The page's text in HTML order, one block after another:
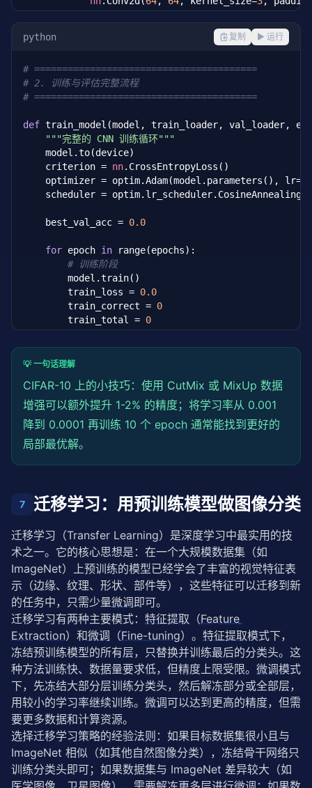
# 32->16
# 第二个卷积块
nn.Conv2d(
nn.BatchNorm2d(128),
nn.Conv2d( 128, 128, kernel_size=3,
nn.BatchNorm2d(128
nn.ReLU(inplace=
nn .MaxPool2d(2, 2), # 16->8
# 第三个卷积块
nn.BatchNorm2d(
nn .Conv2d(256, 256 , kernel_size=
nn.BatchNorm2d(
nn.ReLU(inplace=
nn
.MaxPool2d(
        )
self.classifier = nn.Sequential(
nn.Linear(256, num_classes)
        )
forward(self
, x):
        x =
model = SimpleCNN()
print(
f"模型总参数量: {total_params:,}")
print( f"模型架构:"
print(model)
python 复制 ▶ 运行
# ========================================
# 2. 训练与评估完整流程
# ========================================
def train_model(model, train_loader, val_loader,
"""完整的 CNN 训练循环"""
    model.to(device)
    criterion =
nn.CrossEntropyLoss()
optimizer = optim.Adam(model.parameters(),
scheduler =
    best_val_acc =
0.0
for epoch in range(epochs):
# 训练阶段
        model.train()
        train_loss =
0.0
        train_correct =
0
        train_total =
0
for images, labels in train_loader:
images, labels = images.to(device),
            optimizer.zero_grad()
            outputs = model(images)
            loss = criterion(outputs, labels)
            loss.backward()
            optimizer.step()
            train_total += labels.size(
0)
train_correct +=
# 验证阶段
        model.eval()
        val_correct =
0
        val_total =
0
with
torch.no_grad():
for images, labels in
images, labels = images.to(device),
                outputs = model(images)
                _, predicted = outputs.max(
1)
                val_total += labels.size(
0)
val_correct +=
        train_acc = train_correct / train_total
        val_acc = val_correct / val_total
        scheduler.step()
if val_acc > best_val_acc:
            best_val_acc = val_acc
💡 一句话理解
CIFAR-10 上的小技巧：使用 CutMix 或 MixUp 数据
增强可以额外提升 1-2% 的精度；将学习率从 0.001
降到 0.0001 再训练 10 个 epoch 通常能找到更好的
局部最优解。
7 迁移学习：用预训练模型做图像分类
迁移学习（Transfer Learning）是深度学习中最实用的技
术之一。它的核心思想是：在一个大规模数据集（如
ImageNet）上预训练的模型已经学会了丰富的视觉特征表
示（边缘、纹理、形状、部件等），这些特征可以迁移到新
的任务中，只需少量微调即可。
迁移学习有两种主要模式： 特征提取 （Feature
Extraction）和微调 （Fine-tuning）。 特征提取模式下，
冻结预训练模型的所有层，只替换并训练最后的分类头。这
种方法训练快、数据量要求低，但精度上限受限。 微调模式
下，先冻结大部分层训练分类头，然后解冻部分或全部层，
用较小的学习率继续训练。 微调可以达到更高的精度，但需
要更多数据和计算资源。
选择迁移学习策略的经验法则：如果目标数据集很小且与
ImageNet 相似（如其他自然图像分类），冻结骨干网络只
训练分类头即可；如果数据集与 ImageNet 差异较大（如